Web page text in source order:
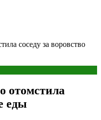
соседу за воровство
отомстила
еды